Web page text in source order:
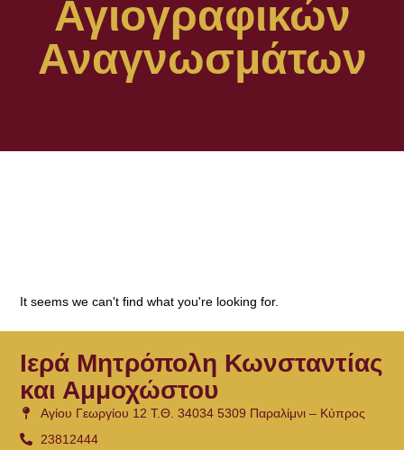
Αγιογραφικών
Αναγνωσμάτων
It seems we can't find what you're looking for.
Ιερά Μητρόπολη Κωνσταντίας
και Αμμοχώστου
Αγίου Γεωργίου 12 Τ.Θ. 34034 5309 Παραλίμνι – Κύπρος
23812444